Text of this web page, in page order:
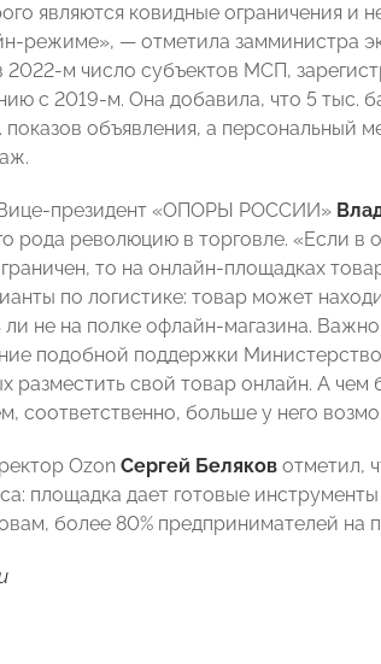
являются ковидные ограничения и
режиме», — отметила замминистра
2022-м число субъектов МСП,
с 2019-м. Она добавила, что 5 тыс.
показов объявления, а
президент «ОПОРЫ РОССИИ»
рода революцию в торговле. «Если в
то на онлайн-площадках
по логистике: товар может
ли не на полке офлайн-магазина.
подобной поддержки
разместить свой товар онлайн. А
соответственно, больше у него
Ozon Сергей Беляков отметил,
площадка дает готовые
более 80% предпринимателей